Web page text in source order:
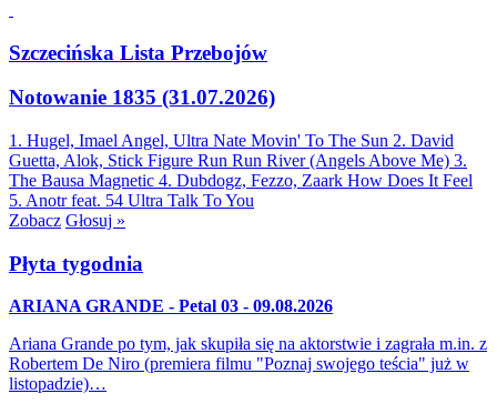
Szczecińska Lista Przebojów
Notowanie 1835 (31.07.2026)
1. Hugel, Imael Angel, Ultra Nate Movin' To The Sun 2. David
Guetta, Alok, Stick Figure Run Run River (Angels Above Me) 3.
The Bausa Magnetic 4. Dubdogz, Fezzo, Zaark How Does It Feel
5. Anotr feat. 54 Ultra Talk To You
Zobacz Głosuj »
Płyta tygodnia
ARIANA GRANDE - Petal 03 - 09.08.2026
Ariana Grande po tym, jak skupiła się na aktorstwie i zagrała m.in. z
Robertem De Niro (premiera filmu "Poznaj swojego teścia" już w
listopadzie)…